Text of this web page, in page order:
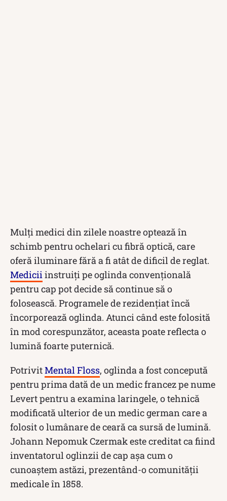
Mulți medici din zilele noastre optează în
schimb pentru ochelari cu fibră optică, care
oferă iluminare fără a fi atât de dificil de reglat.
Medicii instruiți pe oglinda convențională
pentru cap pot decide să continue să o
folosească. Programele de rezidențiat încă
încorporează oglinda. Atunci când este folosită
în mod corespunzător, aceasta poate reflecta o
lumină foarte puternică.
PotrivitMental Floss, oglinda a fost concepută
pentru prima dată de un medic francez pe nume
Levert pentru a examina laringele, o tehnică
modificată ulterior de un medic german care a
folosit o lumânare de ceară ca sursă de lumină.
Johann Nepomuk Czermak este creditat ca fiind
inventatorul oglinzii de cap așa cum o
cunoaștem astăzi, prezentând-o comunității
medicale în 1858.